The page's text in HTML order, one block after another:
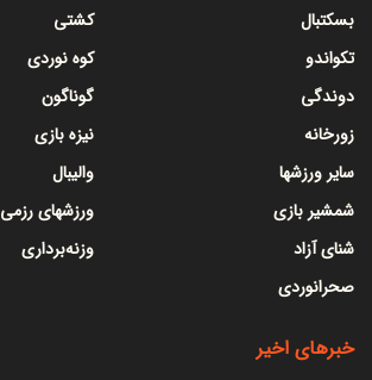
بسکتبال
تکواندو
دوندگی
زورخانه
سایر ورزشها
شمشیر بازی
شنای آزاد
صحرانوردی
کشتی
کوه نوردی
گوناگون
نیزه بازی
والیبال
ورزشهای رزمی
وزنه‌برداری
خبرهای اخیر